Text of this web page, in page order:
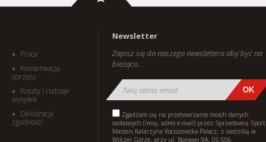
Praca
Konserwacja
sprzętu
Koszty i rodzaje
wysyłek
Deklaracja
zgodności
Newsletter
Zapisz się do naszego newslettera aby być na
bieżąco.
Zgadzam się na przetwarzanie moich danych
osobowych (imię, adres e-mail) przez Sprzedawcę Sport
Masters Katarzyna Kociszewska-Palacz, z siedzibą w
Wilczej Górze, przy ul. Borowej 9A, 05-506